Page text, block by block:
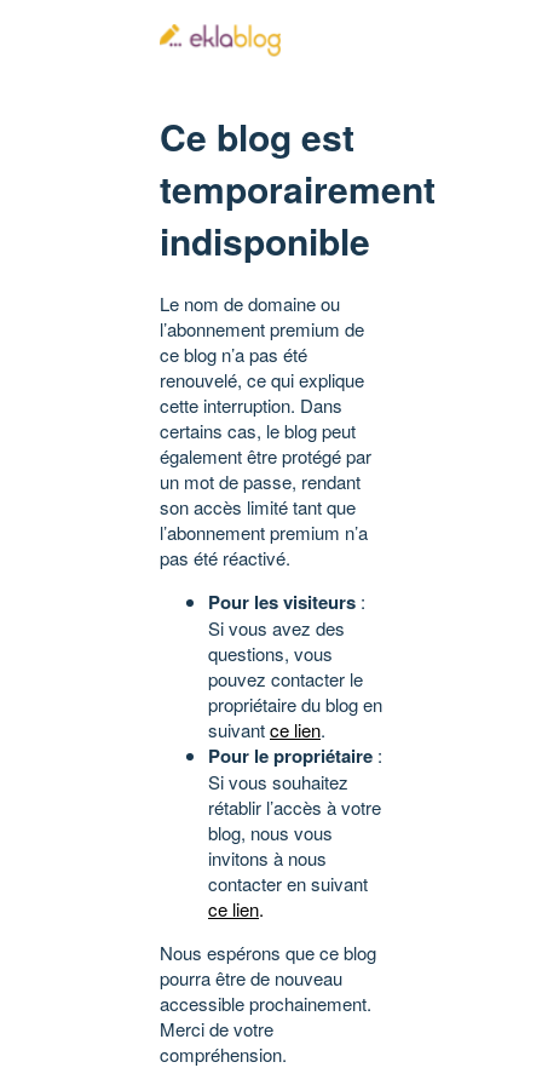
Ce blog est
temporairement
indisponible
Le nom de domaine ou
l’abonnement premium de
ce blog n’a pas été
renouvelé, ce qui explique
cette interruption. Dans
certains cas, le blog peut
également être protégé par
un mot de passe, rendant
son accès limité tant que
l’abonnement premium n’a
pas été réactivé.
Pour les visiteurs :
Si vous avez des
questions, vous
pouvez contacter le
propriétaire du blog en
suivantce lien.
Pour le propriétaire :
Si vous souhaitez
rétablir l’accès à votre
blog, nous vous
invitons à nous
contacter en suivant
ce lien.
Nous espérons que ce blog
pourra être de nouveau
accessible prochainement.
Merci de votre
compréhension.